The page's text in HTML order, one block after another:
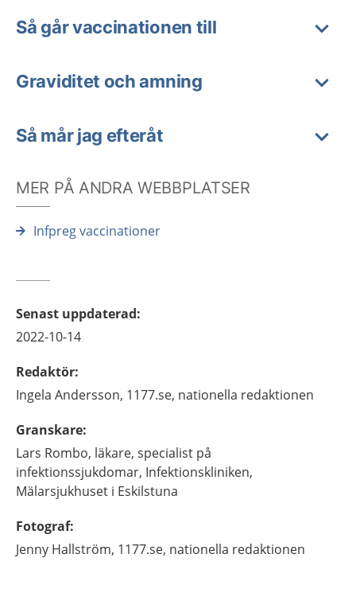
Så går vaccinationen till
Graviditet och amning
Så mår jag efteråt
MER PÅ ANDRA WEBBPLATSER
Infpreg vaccinationer
Senast uppdaterad:
2022-10-14
Redaktör:
Ingela Andersson, 1177.se, nationella redaktionen
Granskare:
Lars Rombo, läkare, specialist på
infektionssjukdomar, Infektionskliniken,
Mälarsjukhuset i Eskilstuna
Fotograf:
Jenny Hallström, 1177.se, nationella redaktionen